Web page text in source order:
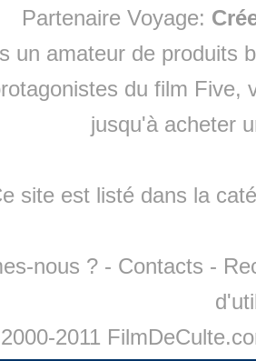
Partenaire Voyage:
un amateur de produits
du film Five,
jusqu'à acheter
site est listé dans la
nous ? - Contacts -
2011